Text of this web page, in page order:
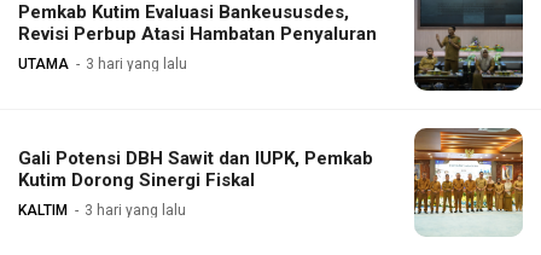
Pemkab Kutim Evaluasi Bankeususdes,
Revisi Perbup Atasi Hambatan Penyaluran
UTAMA 3 hari yang lalu
Gali Potensi DBH Sawit dan IUPK, Pemkab
Kutim Dorong Sinergi Fiskal
KALTIM 3 hari yang lalu